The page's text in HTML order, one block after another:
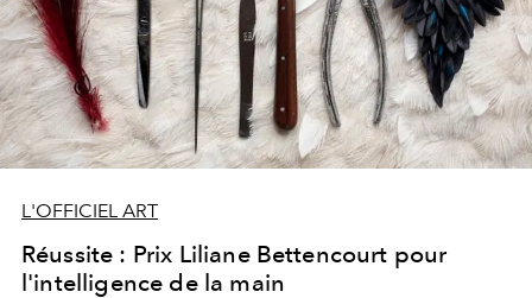
L'OFFICIEL ART
Réussite : Prix Liliane Bettencourt pour
l'intelligence de la main